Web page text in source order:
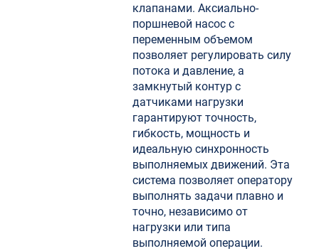
клапанами. Аксиально-
поршневой насос с
переменным объемом
позволяет регулировать силу
потока и давление, а
замкнутый контур с
датчиками нагрузки
гарантируют точность,
гибкость, мощность и
идеальную синхронность
выполняемых движений. Эта
система позволяет оператору
выполнять задачи плавно и
точно, независимо от
нагрузки или типа
выполняемой операции.